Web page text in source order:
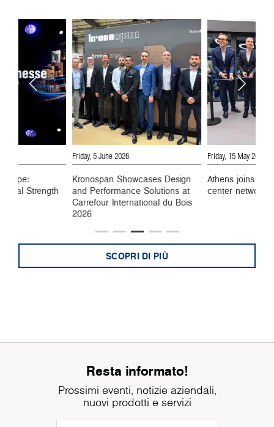
Strength
Friday, 5 June 2026
Kronospan Showcases Design
and Performance Solutions at
Carrefour International du Bois
2026
Friday, 15 May 2026
Athens joins
center network
SCOPRI DI PIÙ
Resta informato!
Prossimi eventi, notizie aziendali,
nuovi prodotti e servizi